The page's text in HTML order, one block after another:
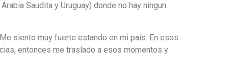
Saudita y Uruguay) donde no hay ningun
siento muy fuerte estando en mi país. En esos
entonces me traslado a esos momentos y